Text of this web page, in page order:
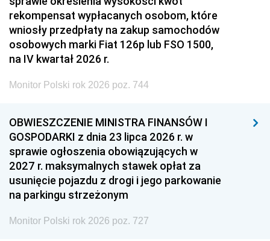
rekompensat wypłacanych osobom, które
wniosły przedpłaty na zakup samochodów
osobowych marki Fiat 126p lub FSO 1500,
na IV kwartał 2026 r.
Monitor Polski rok 2026 poz. 744
OBWIESZCZENIE MINISTRA FINANSÓW I
GOSPODARKI z dnia 23 lipca 2026 r. w
sprawie ogłoszenia obowiązujących w
2027 r. maksymalnych stawek opłat za
usunięcie pojazdu z drogi i jego parkowanie
na parkingu strzeżonym
Monitor Polski rok 2026 poz. 727